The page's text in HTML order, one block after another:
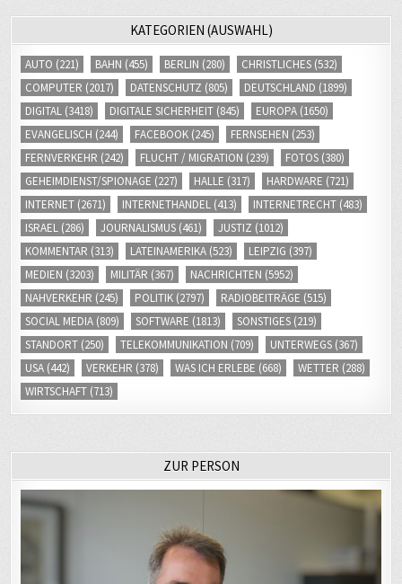
EVANGELISCH(244) FACEBOOK(245) FERNSEHEN(253)
FLUCHT / MIGRATION(239)
GEHEIMDIENST/SPIONAGE
(227) HALLE (317) HARDWARE(721)
INTERNET(2671) INTERNETHANDEL(413) INTERNETRECHT(483)
ISRAEL (286) JOURNALISMUS(461) JUSTIZ
(1012)
KOMMENTAR(313) LATEINAMERIKA(523) LEIPZIG(397)
MEDIEN(3203) MILITÄR (367) NACHRICHTEN(5952)
NAHVERKEHR(245) POLITIK(2797) RADIOBEITRÄGE(515)
SOCIAL MEDIA(809) SOFTWARE(1813) SONSTIGES(219)
STANDORT(250) TELEKOMMUNIKATION(709) UNTERWEGS
USA(442) VERKEHR (378) WAS ICH ERLEBE(668) WETTER
WIRTSCHAFT(713)
ZUR PERSON